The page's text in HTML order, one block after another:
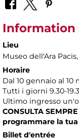
Information
Lieu
Museo dell'Ara Pacis
Horaire
Dal 10 gennaio al 10
Tutti i giorni 9.30-
Ultimo ingresso
CONSULTA
programmare la
Billet d'entrée